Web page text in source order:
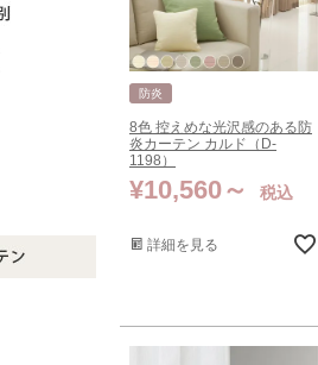
防炎
8色 控えめな光沢感のある防
炎カーテン カルド（D-
1198）
¥10,560 税込
詳細を見る